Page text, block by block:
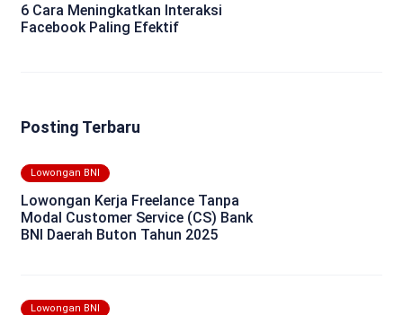
6 Cara Meningkatkan Interaksi
Facebook Paling Efektif
Posting Terbaru
Lowongan BNI
Lowongan Kerja Freelance Tanpa
Modal Customer Service (CS) Bank
BNI Daerah Buton Tahun 2025
Lowongan BNI